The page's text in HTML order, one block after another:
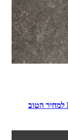
פרקט למינציה קוויק סטפ Muse דגם MUS5484 למחיר הטוב